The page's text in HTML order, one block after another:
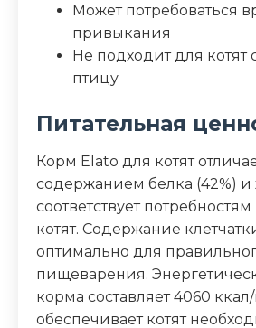
Может потребоваться
привыкания
Не подходит для котят
птицу
Питательная
Корм Elato для котят
содержанием белка (42%) и
соответствует
котят. Содержание
оптимально для
пищеварения.
корма составляет 4060 ккал/
обеспечивает котят